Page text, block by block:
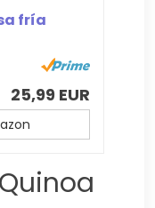
fría
25,99 EUR